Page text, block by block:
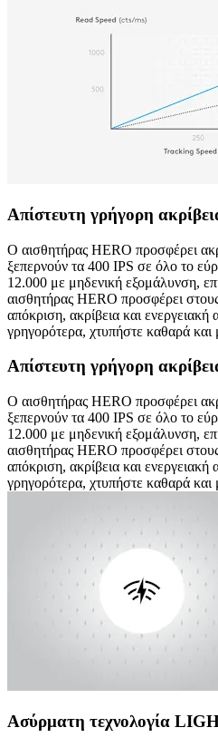
Απίστευτη γρήγορη
Ο αισθητήρας HERO προσφέρει
ξεπερνούν τα 400 IPS σε όλο το
12.000 με μηδενική εξομάλυνση,
αισθητήρας HERO προσφέρει
απόκριση, ακρίβεια και ενεργειακή
γρηγορότερα, χτυπήστε καθαρά και
Απίστευτη γρήγορη
Ο αισθητήρας HERO προσφέρει
ξεπερνούν τα 400 IPS σε όλο το
12.000 με μηδενική εξομάλυνση,
αισθητήρας HERO προσφέρει
απόκριση, ακρίβεια και ενεργειακή
γρηγορότερα, χτυπήστε καθαρά και
Ασύρματη τεχνολογία